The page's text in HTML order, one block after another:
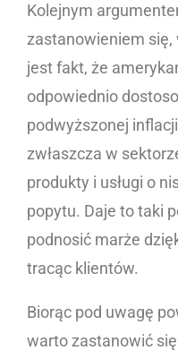
Kolejnym
zastanowieniem
jest fakt, że
odpowiednio
podwyższonej
zwłaszcza w
produkty i usługi o
popytu. Daje to taki
podnosić marże
tracąc klientów.
Biorąc pod uwagę
warto zastanowić